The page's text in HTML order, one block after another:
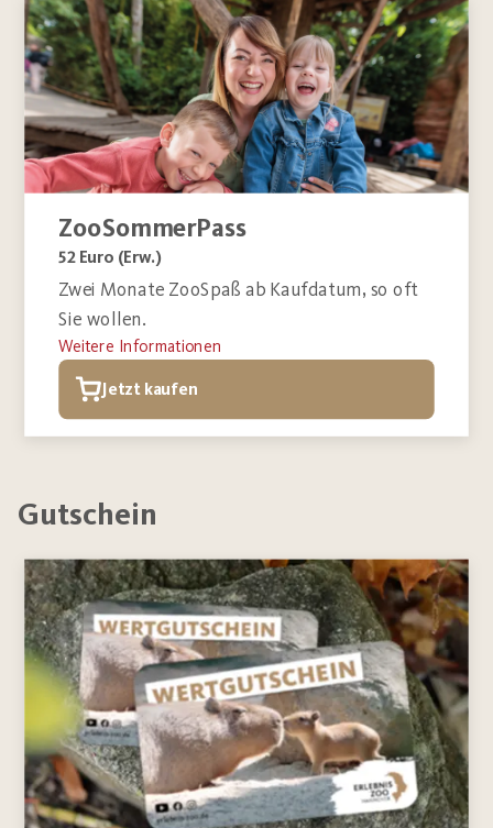
Zu den Eintrittspreisen vor Ort
vermerkt ist, erhält eine Begleitperson freien
Eintritt. Dieser Anspruch entfällt bei Kindern
unter 3 Jahren. Die Prozentangabe zum GdB wird
bei der Ausgabe der Begleiterkarte nicht
berücksichtigt. Ihre Begleiterkarte erhalten Sie im
Service-Point vor Ort.
Informationen zur Barrierefreiheit
Kostenlose Rollstuhlreservierung
ZooSommerPass
52 Euro (Erw.)
Zwei Monate ZooSpaß ab Kaufdatum, so oft
Sie wollen.
Weitere Informationen
Jetzt kaufen
Gutschein